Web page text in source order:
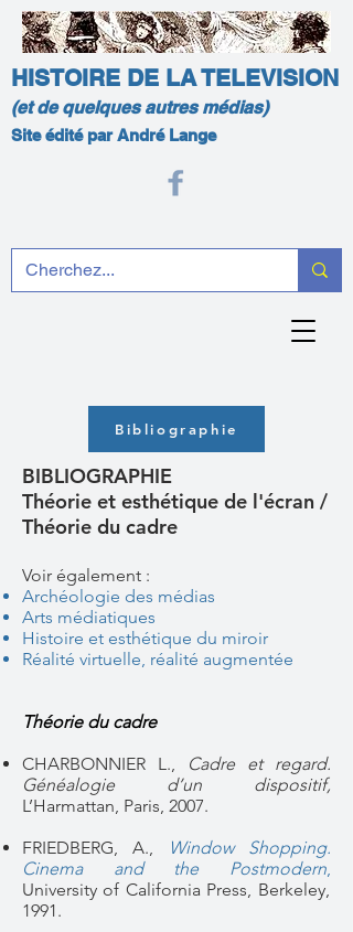
HISTOIRE DE LA TELEVISION
(et de quelques autres médias)
Site édité par André Lange
Bibliographie
BIBLIOGRAPHIE
Théorie et esthétique de l'écran /
Théorie du cadre
Voir également :
Archéologie des médias
Arts médiatiques
Histoire et esthétique du miroir
Réalité virtuelle, réalité augmentée
Théorie du cadre
CHARBONNIER L.,
Cadre et regard.
Généalogie d’un dispositif,
L’Harmattan, Paris, 2007.
FRIEDBERG, A.,
Window Shopping.
Cinema and the Postmodern,
University of California Press, Berkeley,
1991.